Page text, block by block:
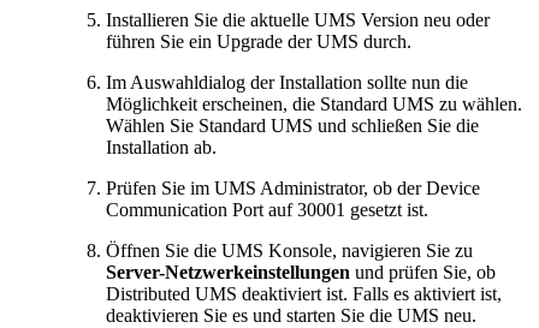
Installieren Sie die aktuelle UMS Version neu oder
führen Sie ein Upgrade der UMS durch.
Im Auswahldialog der Installation sollte nun die
Möglichkeit erscheinen, die Standard UMS zu wählen.
Wählen Sie Standard UMS und schließen Sie die
Installation ab.
Prüfen Sie im UMS Administrator, ob der Device
Communication Port auf 30001 gesetzt ist.
Öffnen Sie die UMS Konsole, navigieren Sie zu
Server-Netzwerkeinstellungen und prüfen Sie, ob
Distributed UMS deaktiviert ist. Falls es aktiviert ist,
deaktivieren Sie es und starten Sie die UMS neu.